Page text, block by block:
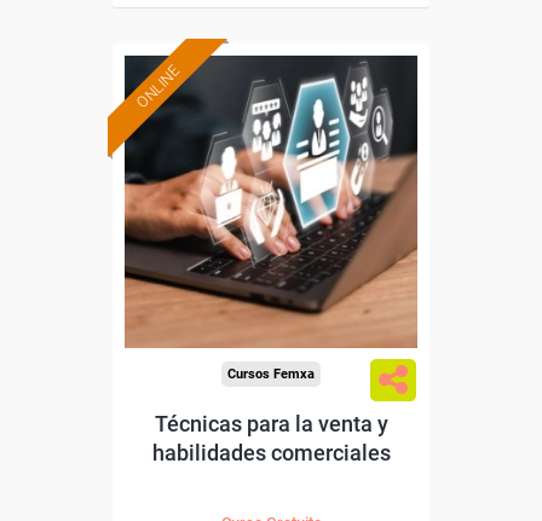
ONLINE
Formación 100%
subvencionada.
Para desempleados,
trabajadores y autónomos.
Sector
-Grandes Almacenes.
Cursos Femxa
Técnicas para la venta y
habilidades comerciales